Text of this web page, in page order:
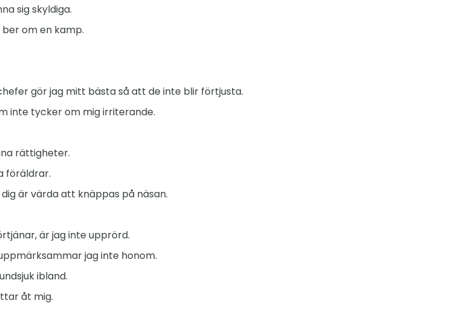
sig skyldiga.
om en kamp.
gör jag mitt bästa så att de inte blir förtjusta.
inte tycker om mig irriterande.
rättigheter.
föräldrar.
är värda att knäppas på näsan.
är jag inte upprörd.
jag inte honom.
ibland.
åt mig.